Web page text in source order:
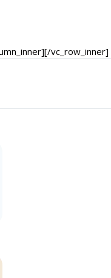
vc_row_inner]